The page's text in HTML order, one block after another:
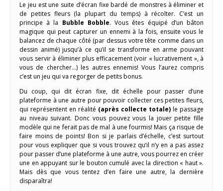
Le jeu est une suite d’écran fixe bardé de monstres à éliminer et
de petites fleurs (la plupart du temps) à récolter. C’est un
principe à la Bubble Bobble. Vous êtes équipé d’un bâton
magique qui peut capturer un ennemi à la fois, ensuite vous le
balancez de chaque côté (par dessus votre tête comme dans un
dessin animé) jusqu’à ce qu’il se transforme en arme pouvant
vous servir à éliminer plus efficacement (voir « lucrativement », à
vous de chercher…) les autres ennemis! Vous l’aurez compris
c’est un jeu qui va regorger de petits bonus.
Du coup, qui dit écran fixe, dit échelle pour passer d’une
plateforme à une autre pour pouvoir collecter ces petites fleurs,
qui représentent en réalité (après collecte totale) le passage
au niveau suivant. Donc vous pouvez vous la jouer petite fille
modèle qui ne ferait pas de mal à une fourmis! Mais ça risque de
faire moins de points! Bon si je parlais d’échelle, c’est surtout
pour vous expliquer que si vous trouvez qu’il n’y en a pas assez
pour passer d’une plateforme à une autre, vous pourrez en créer
une en appuyant sur le bouton cumulé avec la direction « haut ».
Mais dès que vous tentez d’en faire une autre, la dernière
disparaîtra!